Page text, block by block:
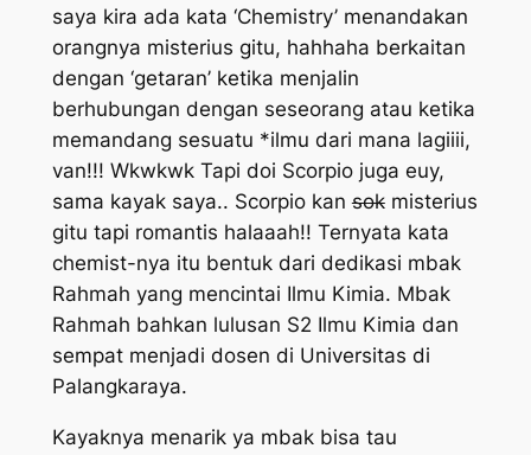
saya kira ada kata ‘Chemistry’ menandakan
orangnya misterius gitu, hahhaha berkaitan
dengan ‘getaran’ ketika menjalin
berhubungan dengan seseorang atau ketika
memandang sesuatu *ilmu dari mana lagiiii,
van!!! Wkwkwk Tapi doi Scorpio juga euy,
sama kayak saya.. Scorpio kansokmisterius
gitu tapi romantis halaaah!! Ternyata kata
chemist-nya itu bentuk dari dedikasi mbak
Rahmah yang mencintai Ilmu Kimia. Mbak
Rahmah bahkan lulusan S2 Ilmu Kimia dan
sempat menjadi dosen di Universitas di
Palangkaraya.
Kayaknya menarik ya mbak bisa tau